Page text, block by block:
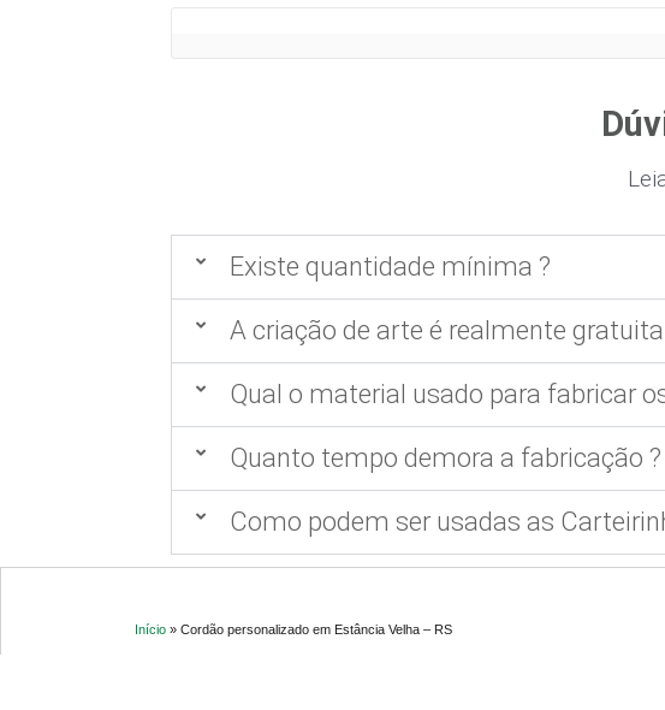
Existe quantidade mínima ?
A criação de arte é realmente gratuita
Qual o material usado para fabricar
Quanto tempo demora a fabricação ?
Como podem ser usadas as
Início » Cordão personalizado em Estância Velha – RS